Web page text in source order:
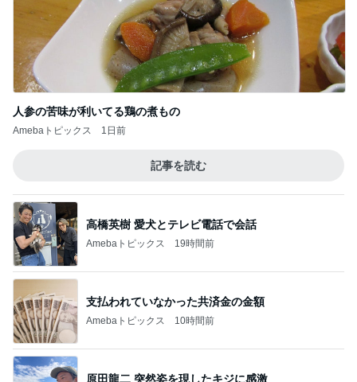
Amebaトピックス 1日前
ほっともっとの旨辛スンドゥブ弁当
Amebaトピックス 2日前
細川直美 綺麗な色で目に涼しい花
Amebaトピックス